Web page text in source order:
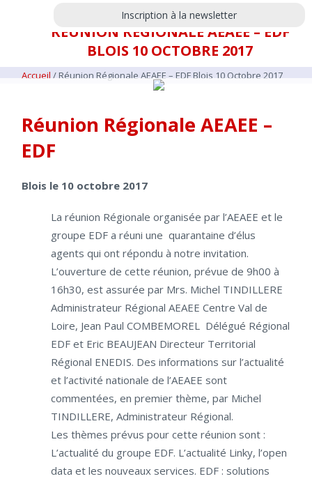
Inscription à la newsletter
RÉUNION RÉGIONALE AEAEE – EDF
BLOIS 10 OCTOBRE 2017
Accueil /Réunion Régionale AEAEE – EDF Blois 10 Octobre 2017
Réunion Régionale AEAEE –
EDF
Blois le 10 octobre 2017
La réunion Régionale organisée par l’AEAEE et le
groupe EDF a réuni une quarantaine d’élus
agents qui ont répondu à notre invitation.
L’ouverture de cette réunion, prévue de 9h00 à
16h30, est assurée par Mrs. Michel TINDILLERE
Administrateur Régional AEAEE Centre Val de
Loire, Jean Paul COMBEMOREL Délégué Régional
EDF et Eric BEAUJEAN Directeur Territorial
Régional ENEDIS. Des informations sur l’actualité
et l’activité nationale de l’AEAEE sont
commentées, en premier thème, par Michel
TINDILLERE, Administrateur Régional.
Les thèmes prévus pour cette réunion sont :
L’actualité du groupe EDF. L’actualité Linky, l’open
data et les nouveaux services. EDF : solutions